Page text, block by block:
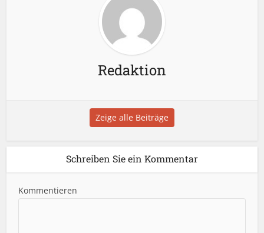
Redaktion
Zeige alle Beiträge
Schreiben Sie ein Kommentar
Kommentieren